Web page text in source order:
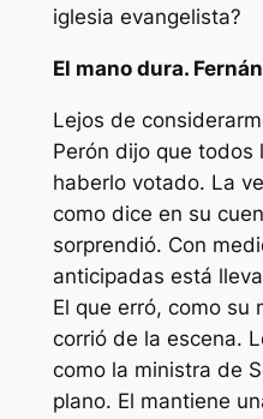
iglesia evangelista?
El mano dura.
Lejos de
Perón dijo que todos
haberlo votado. La
como dice en su
sorprendió. Con
anticipadas está
El que erró, como su
corrió de la escena.
como la ministra de
plano. El mantiene